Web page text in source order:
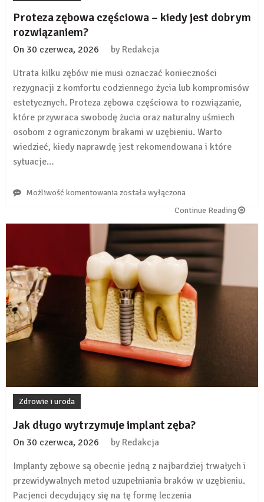
Proteza zębowa częściowa – kiedy jest dobrym
rozwiązaniem?
On 30 czerwca, 2026 by Redakcja
Utrata kilku zębów nie musi oznaczać konieczności
rezygnacji z komfortu codziennego życia lub kompromisów
estetycznych. Proteza zębowa częściowa to rozwiązanie,
które przywraca swobodę żucia oraz naturalny uśmiech
osobom z ograniczonym brakami w uzębieniu. Warto
wiedzieć, kiedy naprawdę jest rekomendowana i które
sytuacje…
Możliwość komentowaniaProteza
–
kiedy
jest
dobrym
rozwiązaniem?
została wyłączona
Continue Reading
Zdrowie i uroda
Jak długo wytrzymuje implant zęba?
On 30 czerwca, 2026 by Redakcja
Implanty zębowe są obecnie jedną z najbardziej trwałych i
przewidywalnych metod uzupełniania braków w uzębieniu.
Pacjenci decydujący się na tę formę leczenia